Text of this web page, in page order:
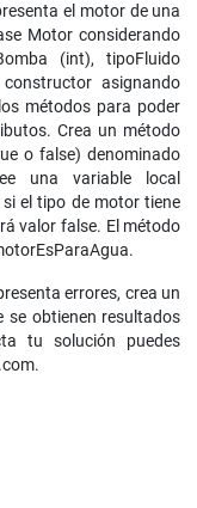
el motor de una
Motor considerando
(int), tipoFluido
asignando
métodos para poder
Crea un método
o false) denominado
una variable local
el tipo de motor tiene
valor false. El método
errores, crea un
se obtienen resultados
tu solución puedes